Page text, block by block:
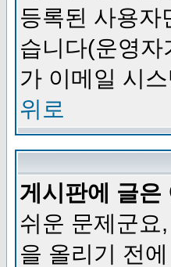
등록된 사용자
습니다(운영
가 이메일 시
위로
게시판에 글은
쉬운 문제군요
을 올리기 전